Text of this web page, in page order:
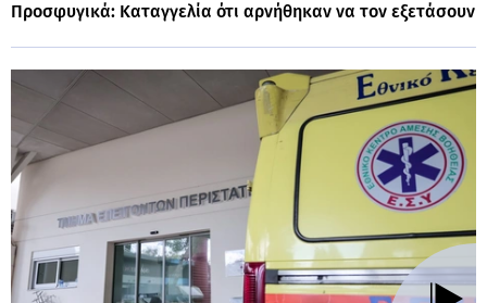
Προσφυγικά: Καταγγελία ότι αρνήθηκαν να τον εξετάσουν